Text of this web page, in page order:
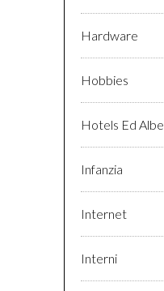
Hardware
Hobbies
Hotels Ed
Infanzia
Internet
Interni